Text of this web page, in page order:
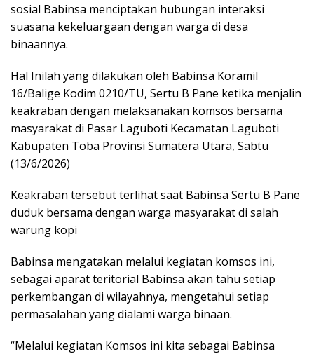
sosial Babinsa menciptakan hubungan interaksi
suasana kekeluargaan dengan warga di desa
binaannya.
Hal Inilah yang dilakukan oleh Babinsa Koramil
16/Balige Kodim 0210/TU, Sertu B Pane ketika menjalin
keakraban dengan melaksanakan komsos bersama
masyarakat di Pasar Laguboti Kecamatan Laguboti
Kabupaten Toba Provinsi Sumatera Utara, Sabtu
(13/6/2026)
Keakraban tersebut terlihat saat Babinsa Sertu B Pane
duduk bersama dengan warga masyarakat di salah
warung kopi
Babinsa mengatakan melalui kegiatan komsos ini,
sebagai aparat teritorial Babinsa akan tahu setiap
perkembangan di wilayahnya, mengetahui setiap
permasalahan yang dialami warga binaan.
“Melalui kegiatan Komsos ini kita sebagai Babinsa